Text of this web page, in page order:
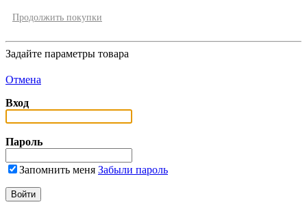
Продолжить покупки
Задайте параметры товара
Отмена
Вход
Пароль
Запомнить меня Забыли пароль